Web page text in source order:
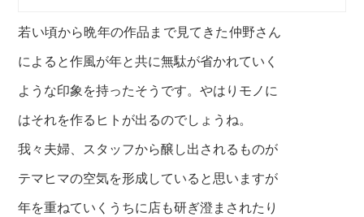
若い頃から晩年の作品まで見てきた仲野さん
によると作風が年と共に無駄が省かれていく
ような印象を持ったそうです。やはりモノに
はそれを作るヒトが出るのでしょうね。
我々夫婦、スタッフから醸し出されるものが
テマヒマの空気を形成していると思いますが
年を重ねていくうちに店も研ぎ澄まされたり